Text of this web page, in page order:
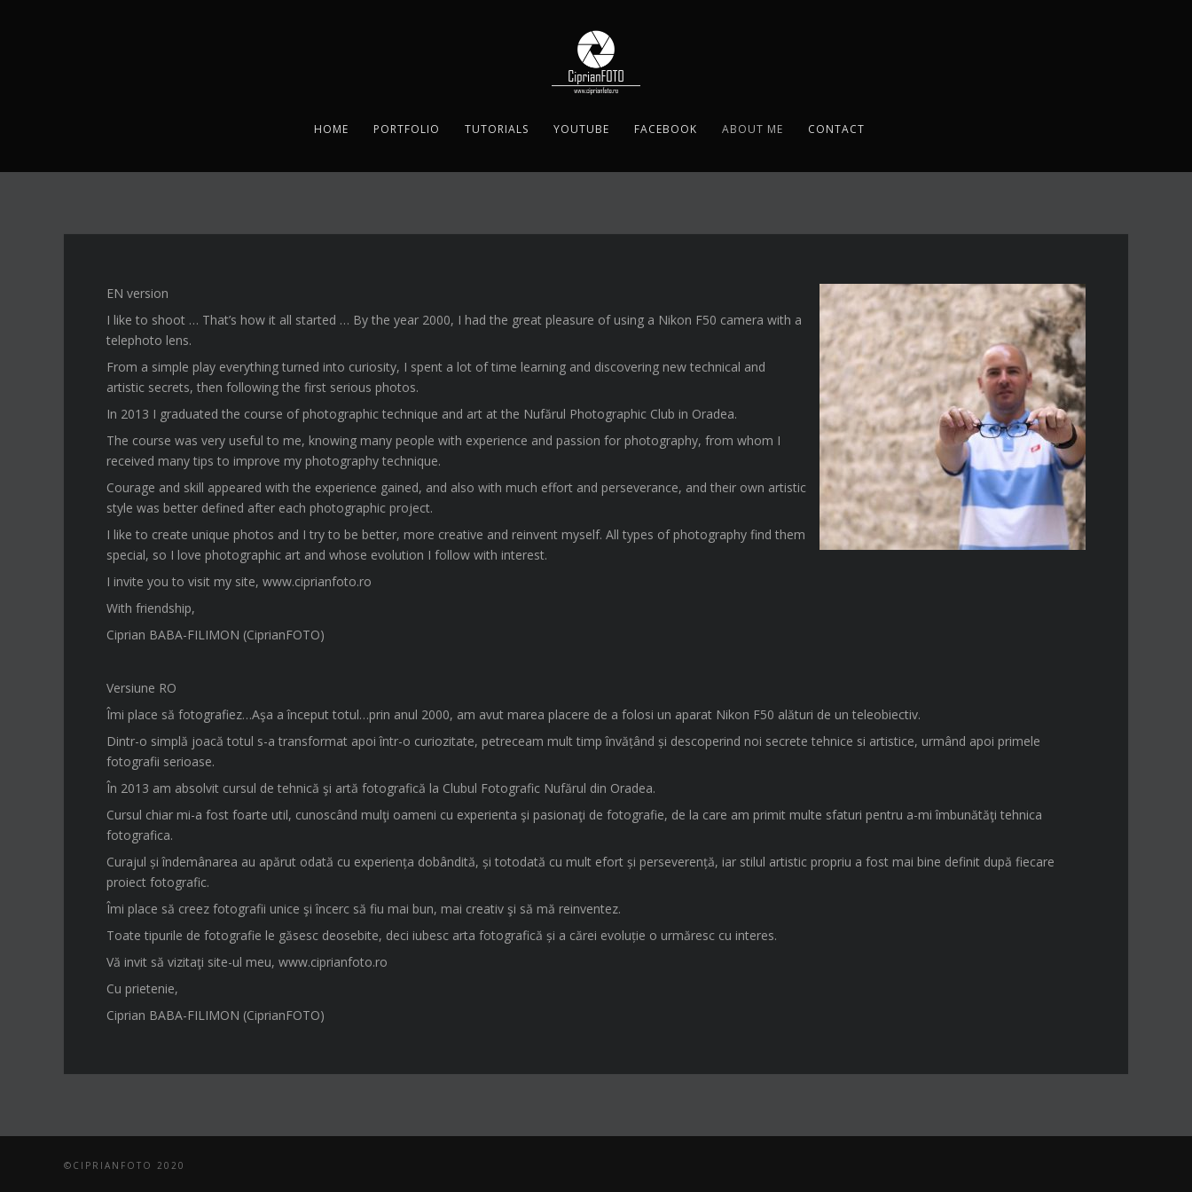
HOME PORTFOLIO TUTORIALS YOUTUBE FACEBOOK ABOUT ME CONTACT
EN version
I like to shoot … That’s how it all started … By the year 2000, I had the great pleasure of using a Nikon F50 camera with a
telephoto lens.
From a simple play everything turned into curiosity, I spent a lot of time learning and discovering new technical and
artistic secrets, then following the first serious photos.
In 2013 I graduated the course of photographic technique and art at the Nufărul Photographic Club in Oradea.
The course was very useful to me, knowing many people with experience and passion for photography, from whom I
received many tips to improve my photography technique.
Courage and skill appeared with the experience gained, and also with much effort and perseverance, and their own artistic
style was better defined after each photographic project.
I like to create unique photos and I try to be better, more creative and reinvent myself. All types of photography find them
special, so I love photographic art and whose evolution I follow with interest.
I invite you to visit my site, www.ciprianfoto.ro
With friendship,
Ciprian BABA-FILIMON (CiprianFOTO)
Versiune RO
Îmi place să fotografiez…Aşa a început totul…prin anul 2000, am avut marea placere de a folosi un aparat Nikon F50 alături de un teleobiectiv.
Dintr-o simplă joacă totul s-a transformat apoi într-o curiozitate, petreceam mult timp învățând și descoperind noi secrete tehnice si artistice, urmând apoi primele
fotografii serioase.
În 2013 am absolvit cursul de tehnică şi artă fotografică la Clubul Fotografic Nufărul din Oradea.
Cursul chiar mi-a fost foarte util, cunoscând mulţi oameni cu experienta şi pasionaţi de fotografie, de la care am primit multe sfaturi pentru a-mi îmbunătăţi tehnica
fotografica.
Curajul și îndemânarea au apărut odată cu experiența dobândită, și totodată cu mult efort și perseverență, iar stilul artistic propriu a fost mai bine definit după fiecare
proiect fotografic.
Îmi place să creez fotografii unice şi încerc să fiu mai bun, mai creativ şi să mă reinventez.
Toate tipurile de fotografie le găsesc deosebite, deci iubesc arta fotografică și a cărei evoluție o urmăresc cu interes.
Vă invit să vizitaţi site-ul meu, www.ciprianfoto.ro
Cu prietenie,
Ciprian BABA-FILIMON (CiprianFOTO)
©CIPRIANFOTO 2020